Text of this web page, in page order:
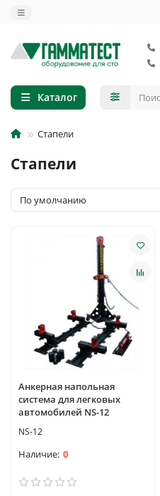
Каталог
Стапели
Стапели
Анкерная напольная
система для легковых
автомобилей NS-12
NS-12
0